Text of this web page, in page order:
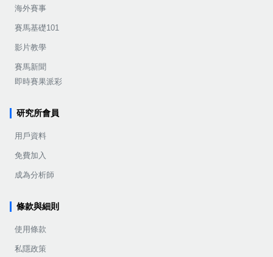
海外賽事
賽馬基礎101
影片教學
賽馬新聞
即時賽果派彩
研究所會員
用戶資料
免費加入
成為分析師
條款與細則
使用條款
私隱政策